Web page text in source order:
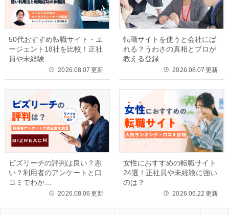
50代おすすめ転職サイト・エ
ージェント18社を比較！正社
員や未経験…
🕒 2026.08.07 更新
転職サイトを使うと会社にば
れる？うわさの真相とプロが
教える登録…
🕒 2026.08.07 更新
ビズリーチの評判は良い？悪
い？利用者のアンケートと口
コミでわか…
🕒 2026.08.06 更新
女性におすすめの転職サイト
24選！正社員や未経験に強い
のは？
🕒 2026.06.22 更新